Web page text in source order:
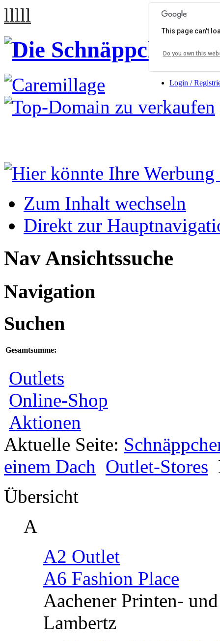
lllll
Login /
Zum Inhalt wechseln
Direkt zur
Nav Ansichtssuche
Navigation
Suchen
Gesamtsumme:
Outlets
Online-Shop
Aktionen
Aktuelle Seite:
einem Dach Outlet-Stores
Übersicht
A
A2 Outlet
A6 Fashion Place
Aachener Printen-
Lambertz
This page can't
Do you own this